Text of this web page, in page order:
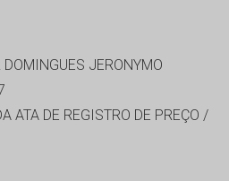
JERONYMO
ATA DE REGISTRO DE PREÇO /